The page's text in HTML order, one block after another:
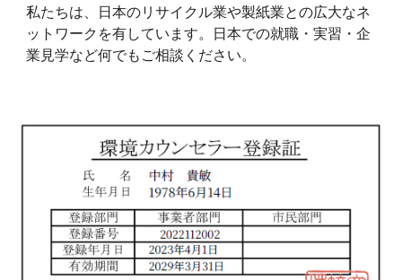
私たちは、日本のリサイクル業や製紙業との広大なネ
ットワークを有しています。日本での就職・実習・企
業見学など何でもご相談ください。